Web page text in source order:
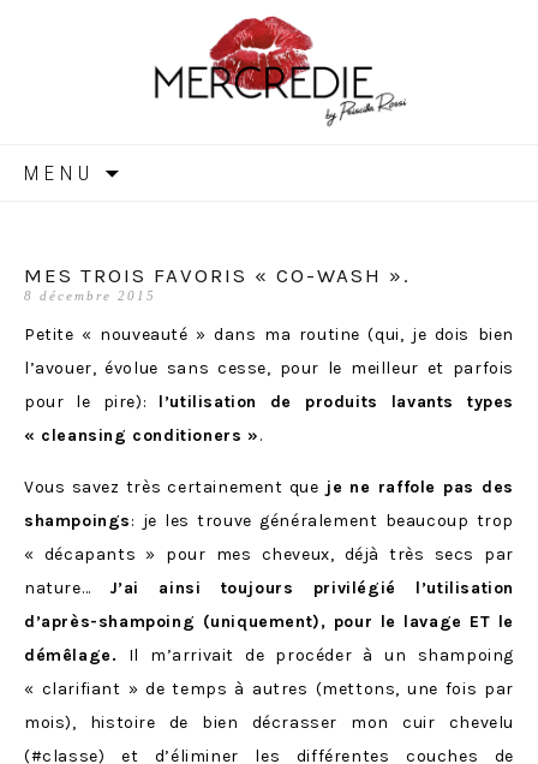
MERCREDIE
MENU
MES TROIS FAVORIS « CO-WASH ».
8 décembre 2015
Petite « nouveauté » dans ma routine (qui, je dois bien
l’avouer, évolue sans cesse, pour le meilleur et parfois
pour le pire): l’utilisation de produits lavants types
« cleansing conditioners ».
Vous savez très certainement que je ne raffole pas des
shampoings: je les trouve généralement beaucoup trop
« décapants » pour mes cheveux, déjà très secs par
nature… J’ai ainsi toujours privilégié l’utilisation
d’après-shampoing (uniquement), pour le lavage ET le
démêlage. Il m’arrivait de procéder à un shampoing
« clarifiant » de temps à autres (mettons, une fois par
mois), histoire de bien décrasser mon cuir chevelu
(#classe) et d’éliminer les différentes couches de